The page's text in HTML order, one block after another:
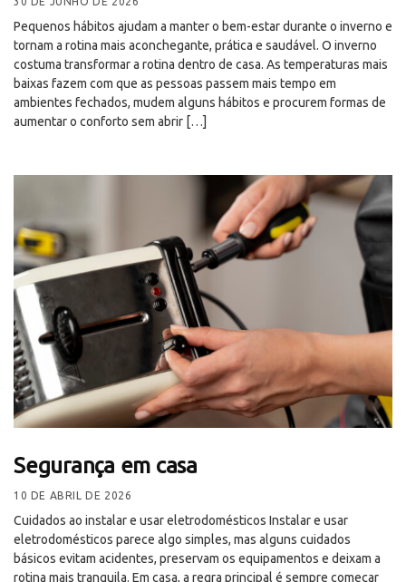
Pequenos hábitos ajudam a manter o bem-estar durante o inverno e
tornam a rotina mais aconchegante, prática e saudável. O inverno
costuma transformar a rotina dentro de casa. As temperaturas mais
baixas fazem com que as pessoas passem mais tempo em
ambientes fechados, mudem alguns hábitos e procurem formas de
aumentar o conforto sem abrir […]
Segurança em casa
10 DE ABRIL DE 2026
Cuidados ao instalar e usar eletrodomésticos Instalar e usar
eletrodomésticos parece algo simples, mas alguns cuidados
básicos evitam acidentes, preservam os equipamentos e deixam a
rotina mais tranquila. Em casa, a regra principal é sempre começar